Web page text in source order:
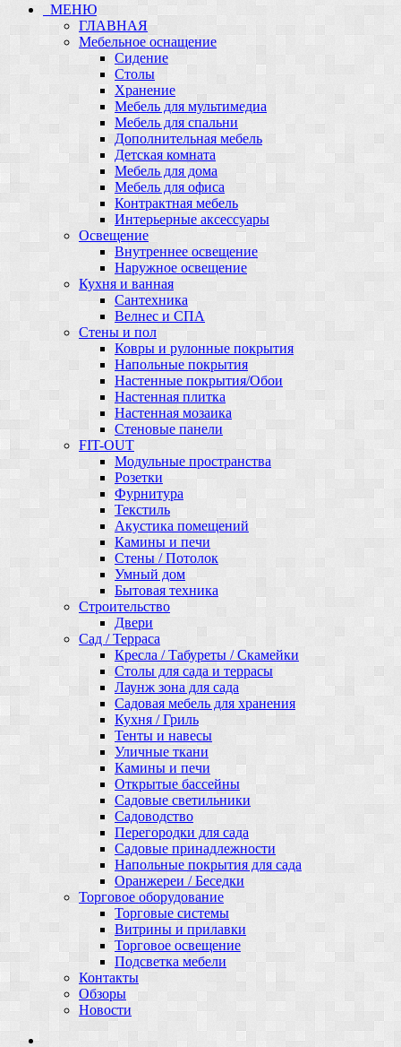
МЕНЮ
ГЛАВНАЯ
Мебельное оснащение
Сидение
Столы
Хранение
Мебель для мультимедиа
Мебель для спальни
Дополнительная мебель
Детская комната
Мебель для дома
Мебель для офиса
Контрактная мебель
Интерьерные аксессуары
Освещение
Внутреннее освещение
Наружное освещение
Кухня и ванная
Сантехника
Велнес и СПА
Стены и пол
Ковры и рулонные покрытия
Напольные покрытия
Настенные покрытия/Обои
Настенная плитка
Настенная мозаика
Стеновые панели
FIT-OUT
Модульные пространства
Розетки
Фурнитура
Текстиль
Акустика помещений
Камины и печи
Стены / Потолок
Умный дом
Бытовая техника
Строительство
Двери
Сад / Терраса
Кресла / Табуреты / Скамейки
Столы для сада и террасы
Лаунж зона для сада
Садовая мебель для хранения
Кухня / Гриль
Тенты и навесы
Уличные ткани
Камины и печи
Открытые бассейны
Садовые светильники
Садоводство
Перегородки для сада
Садовые принадлежности
Напольные покрытия для сада
Оранжереи / Беседки
Торговое оборудование
Торговые системы
Витрины и прилавки
Торговое освещение
Подсветка мебели
Контакты
Обзоры
Новости